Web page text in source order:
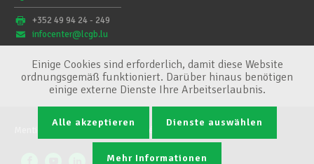
+352 49 94 24 - 249
infocenter@lcgb.lu
Conditions générales
Einige Cookies sind erforderlich, damit diese Website
ordnungsgemäß funktioniert. Darüber hinaus benötigen
einige externe Dienste Ihre Arbeitserlaubnis.
Alle akzeptieren Dienste auswählen
Mehr Informationen